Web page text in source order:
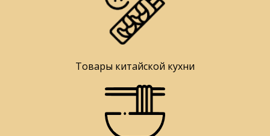
Товары китайской кухни